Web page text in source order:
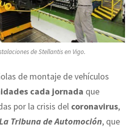
de Stellantis en Vigo.
de montaje de vehículos
cada jornada que
por la crisis del coronavirus,
Tribuna de Automoción, que